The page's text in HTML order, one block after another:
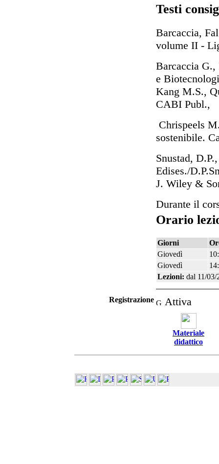
Testi
Barcaccia,
volume II -
Barcaccia
e
Kang M.S.,
CABI Publ.,
Chrispeels
sostenibile.
Snustad,
Edises./
J. Wiley &
Durante il
Orario
Giorni
Giovedì
Giovedì
Lezioni: dal 11/03/
Registrazione Attiva
Materiale
didattico